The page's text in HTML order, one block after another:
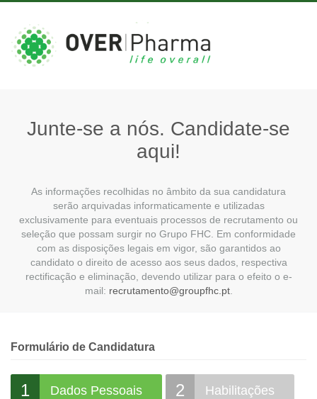
Junte-se a nós. Candidate-se
aqui!
As informações recolhidas no âmbito da sua candidatura
serão arquivadas informaticamente e utilizadas
exclusivamente para eventuais processos de recrutamento ou
seleção que possam surgir no Grupo FHC. Em conformidade
com as disposições legais em vigor, são garantidos ao
candidato o direito de acesso aos seus dados, respectiva
rectificação e eliminação, devendo utilizar para o efeito o e-
mail: recrutamento@groupfhc.pt.
Formulário de Candidatura
1 Dados Pessoais 2 Habilitações